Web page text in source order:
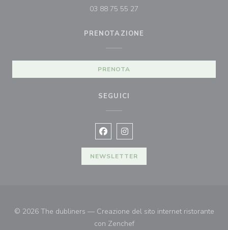
03 88 75 55 27
PRENOTAZIONE
PRENOTA
SEGUICI
Facebook ((apre una nuova
Instagram ((apre una nuova
NEWSLETTER
© 2026 The dubliners — Creazione del sito internet ristorante
con Zenchef((apre una nuova finestra))